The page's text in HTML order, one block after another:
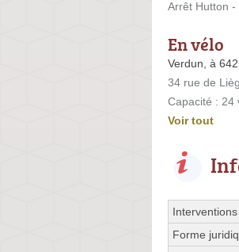
Arrêt Hutton
En vélo
Verdun, à
34 rue de
Capacité : 24
Voir tout
Interventions
Forme